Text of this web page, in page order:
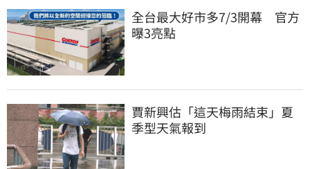
全台最大好市多7/3開幕　官方
曝3亮點
賈新興估「這天梅雨結束」夏
季型天氣報到